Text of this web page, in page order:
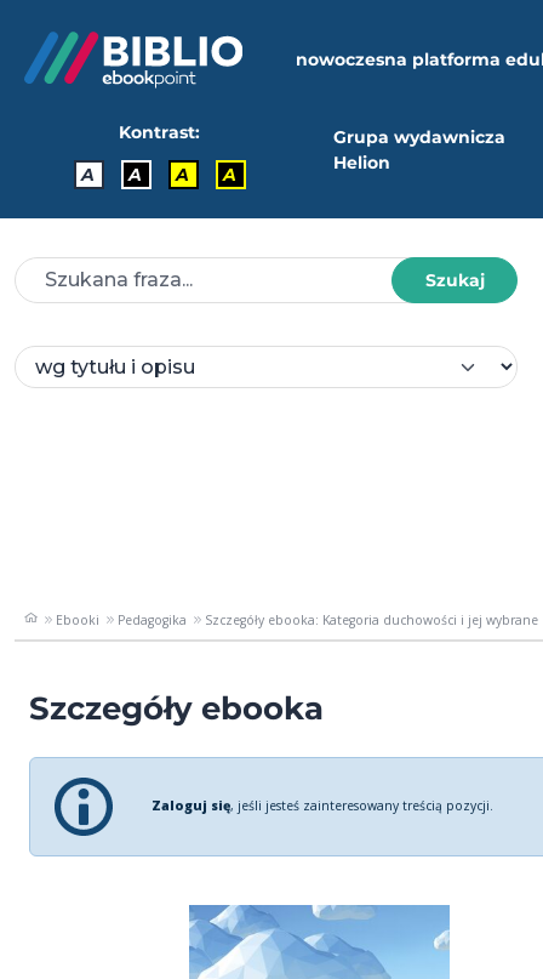
nowoczesna platforma
Kontrast:
A
A A A
Grupa wydawnicza
Helion
Szukaj
Ebooki Pedagogika Szczegóły ebooka: Kategoria duchowości i jej wybrane
Szczegóły ebooka
Zaloguj się, jeśli jesteś zainteresowany treścią pozycji.